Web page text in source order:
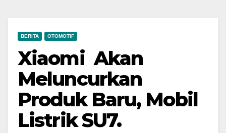
BERITA OTOMOTIF
Xiaomi Akan
Meluncurkan
Produk Baru, Mobil
Listrik SU7.